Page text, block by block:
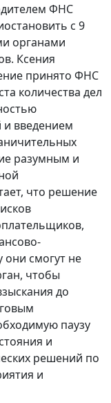
ФНС
с 9
органами
Ксения
принято ФНС
количества дел
введением
разумным и
что решение
они смогут не
чтобы
до
паузу
и
решений по
и